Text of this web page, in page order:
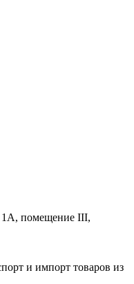
1А, помещение III,
и импорт товаров из